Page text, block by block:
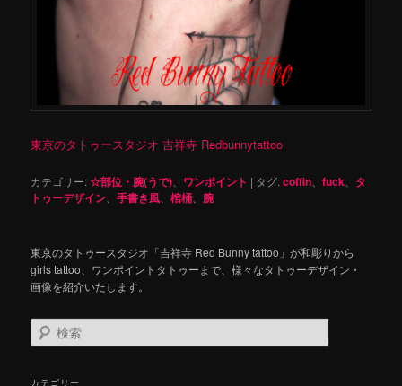
東京のタトゥースタジオ 吉祥寺 Redbunnytattoo
カテゴリー:☆部位・腕(うで) ワンポイント | タグ:coffin 、fuck
タ
トゥーデザイン 、手書き風 、棺桶 腕
東京のタトゥースタジオ「吉祥寺 Red Bunny tattoo」が和彫りから
girls tattoo、ワンポイントタトゥーまで、様々なタトゥーデザイン・
画像を紹介いたします。
検
索
カテゴリー